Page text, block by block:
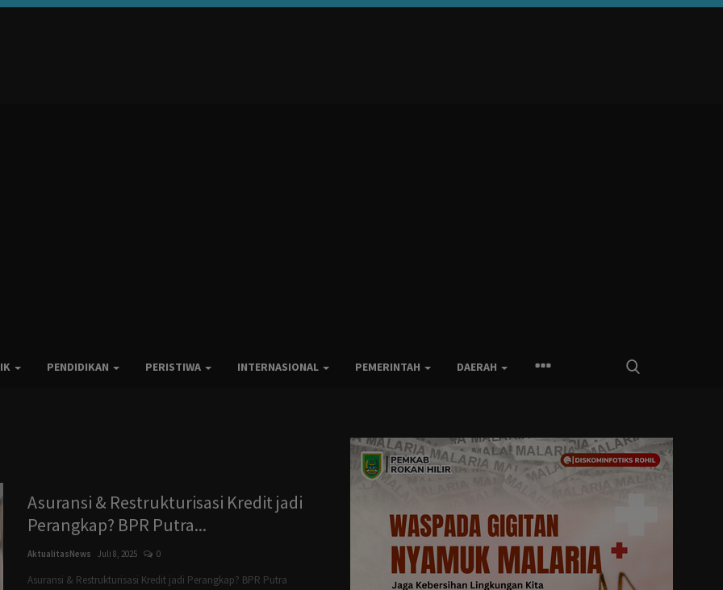
PENDIDIKAN PERISTIWA INTERNASIONAL PEMERINTAH DAERAH
Asuransi & Restrukturisasi Kredit jadi
Perangkap? BPR Putra...
AktualitasNews Juli 8, 2025 0
Asuransi & Restrukturisasi Kredit jadi Perangkap? BPR Putra